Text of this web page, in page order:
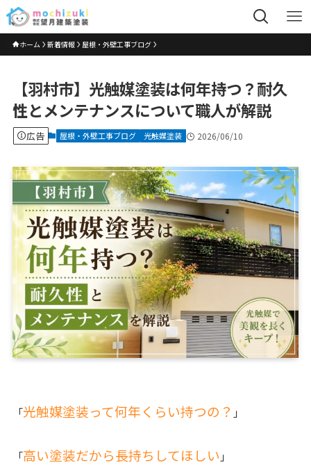
ホーム 新着情報 屋根・外壁工事ブログ
【羽村市】光触媒塗装は何年持つ？耐久
性とメンテナンスについて職人が解説
広告 屋根・外壁工事ブログ 光触媒塗装 2026/06/10
「光触媒塗装って何年くらい持つの？ 」
「高い塗装だから長持ちしてほしい 」